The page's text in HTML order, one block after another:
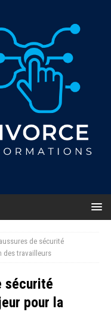
de sécurité
des travailleurs
sécurité
pour la